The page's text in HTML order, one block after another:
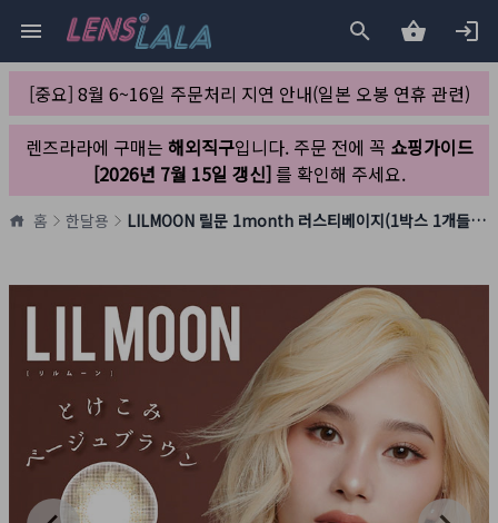
[중요] 8월 6~16일 주문처리 지연 안내(일본 오봉 연휴 관련)
렌즈라라에 구매는 해외직구입니다. 주문 전에 꼭 쇼핑가이드
[2026년 7월 15일 갱신]를 확인해 주세요.
홈 한달용 LILMOON 릴문 1month 러스티베이지(1박스 1개들이)